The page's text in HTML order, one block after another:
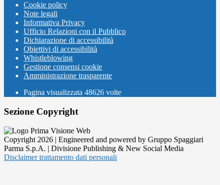
Cookie policy
Note legali
Informativa Privacy
Ufficio Relazioni con il Pubblico
Dichiarazione di accessibilità
Obiettivi di accessibilità
Whistleblowing
Gestione consensi cookie
Amministrazione trasparente
Pagina visualizzata 48626 volte
Sezione Copyright
Copyright 2026 | Engineered and powered by Gruppo Spaggiari
Parma S.p.A. | Divisione Publishing & New Social Media
Disclaimer trattamento dati personali